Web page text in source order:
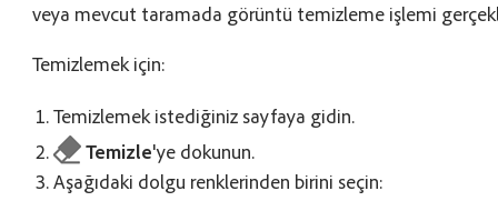
veya mevcut taramada görüntü temizleme işlemi
Temizlemek için:
Temizlemek istediğiniz sayfaya gidin.
Temizle'ye dokunun.
Aşağıdaki dolgu renklerinden birini seçin: